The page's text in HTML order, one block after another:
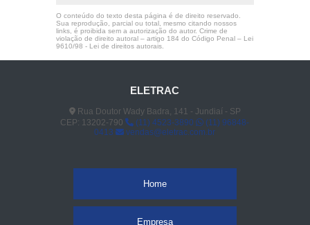
O conteúdo do texto desta página é de direito reservado.
Sua reprodução, parcial ou total, mesmo citando nossos
links, é proibida sem a autorização do autor. Crime de
violação de direito autoral – artigo 184 do Código Penal – Lei
9610/98 - Lei de direitos autorais.
ELETRAC
Rua Doutor Wady Badra, 141 - Jundiaí - SP
CEP: 13202-790
(11) 4523-3890
(11) 96848-
0413
vendas@eletrac.com.br
Home
Empresa